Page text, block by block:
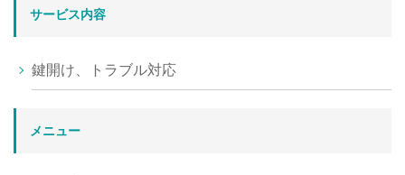
サービス内容
鍵開け、トラブル対応
メニュー